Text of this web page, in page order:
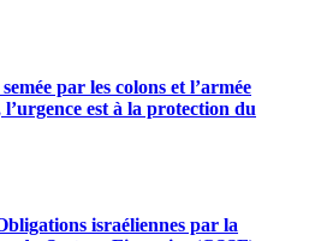
par les colons et l’armée
est à la protection du
israéliennes par la